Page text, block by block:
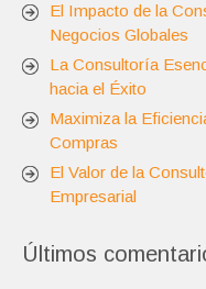
El Impacto de la
Negocios Globales
La Consultoría
hacia el Éxito
Maximiza la
Compras
El Valor de la
Empresarial
Últimos